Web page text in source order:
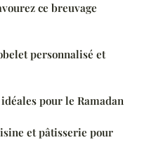
ce breuvage
personnalisé et
pour le Ramadan
et pâtisserie pour